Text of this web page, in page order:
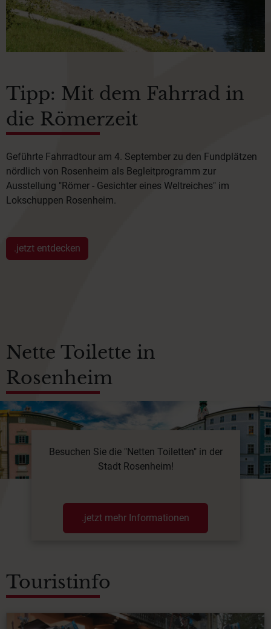
Tipp: Mit dem Fahrrad in
die Römerzeit
Geführte Fahrradtour am 4. September zu den Fundplätzen
nördlich von Rosenheim als Begleitprogramm zur
Ausstellung "Römer - Gesichter eines Weltreiches" im
Lokschuppen Rosenheim.
.jetzt entdecken
Nette Toilette in
Rosenheim
Besuchen Sie die "Netten Toiletten" in der
Stadt Rosenheim!
.jetzt mehr Informationen
Touristinfo